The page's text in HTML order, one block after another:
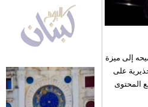
إلى ميزة
على
المحتوى